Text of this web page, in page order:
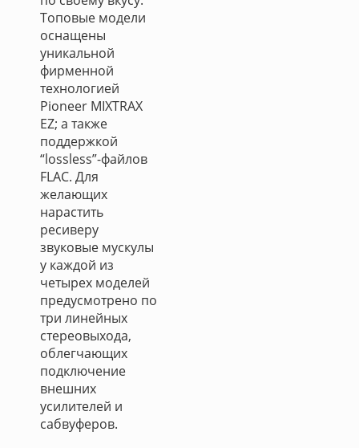
Топовые модели
оснащены
уникальной
фирменной
технологией
Pioneer MIXTRAX
EZ; а также
поддержкой
“lossless”-файлов
FLAC. Для
желающих
нарастить
ресиверу
звуковые мускулы
у каждой из
четырех моделей
предусмотрено по
три линейных
стереовыхода,
облегчающих
подключение
внешних
усилителей и
сабвуферов.